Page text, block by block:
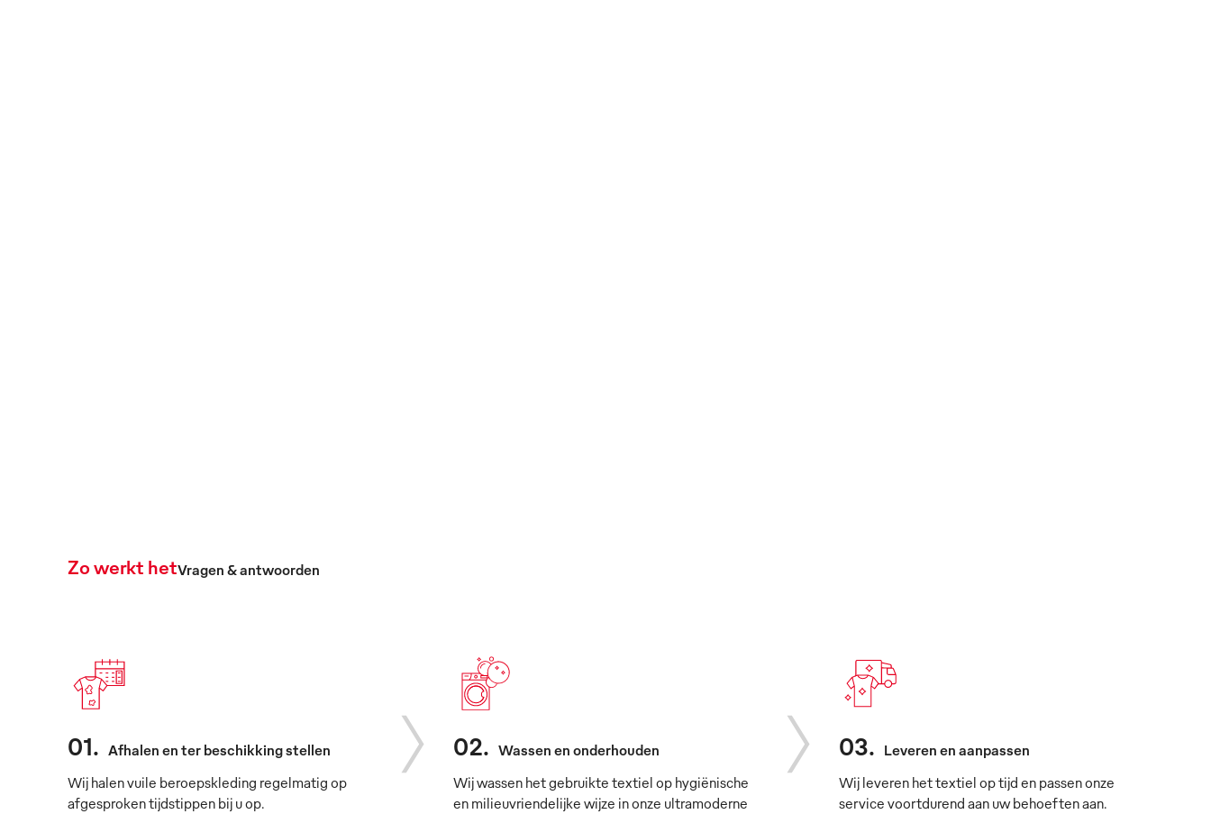
Zo werkt hetVragen & antwoorden
01. Afhalen en ter beschikking stellen
Wij halen vuile beroepskleding regelmatig op
afgesproken tijdstippen bij u op.
02. Wassen en onderhouden
Wij wassen het gebruikte textiel op hygiënische
en milieuvriendelijke wijze in onze ultramoderne
03. Leveren en aanpassen
Wij leveren het textiel op tijd en passen onze
service voortdurend aan uw behoeften aan.